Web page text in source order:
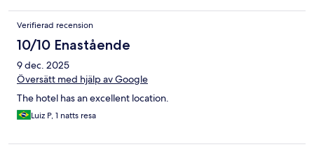
Verifierad recension
10/10 Enastående
9 dec. 2025
Översätt med hjälp av Google
The hotel has an excellent location.
Luiz P, 1 natts resa